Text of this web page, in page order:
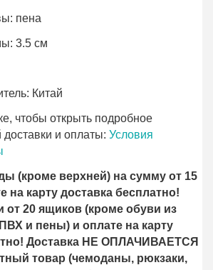
пена
3.5 см
Китай
чтобы открыть подробное
доставки и оплаты:Условия
(кроме верхней) на сумму от 15
на карту доставка бесплатно!
от 20 ящиков (кроме обуви из
и пены) и оплате на карту
Доставка НЕ ОПЛАЧИВАЕТСЯ
товар (чемоданы, рюкзаки,